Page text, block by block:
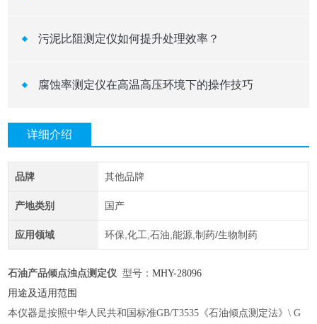
污泥比阻测定仪如何提升处理效率？
腐蚀率测定仪在高温高压环境下的操作技巧
详细介绍
品牌 其他品牌
产地类别 国产
应用领域 环保,化工,石油,能源,制药/生物制药
石油产品倾点浊点测定仪 型号：MHY-28096
用途及适用范围
本仪器是按照中华人民共和国标准GB/T3535《石油倾点测定法》\ G